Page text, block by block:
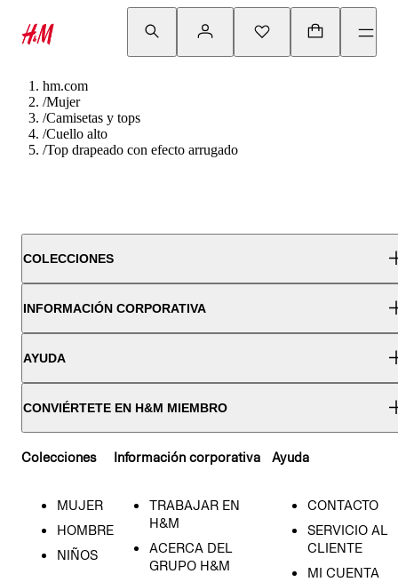
hm.com
/Mujer
/Camisetas y tops
/Cuello alto
/Top drapeado con efecto arrugado
COLECCIONES
INFORMACIÓN CORPORATIVA
AYUDA
CONVIÉRTETE EN H&M MIEMBRO
Colecciones
MUJER
HOMBRE
NIÑOS
Información corporativa
TRABAJAR EN
H&M
ACERCA DEL
GRUPO H&M
Ayuda
CONTACTO
SERVICIO AL
CLIENTE
MI CUENTA